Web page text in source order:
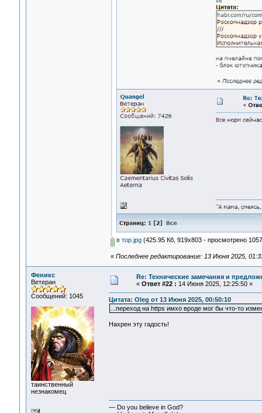
в тор.jpg(425.95 Кб, 919x803 - просмотрено
« Последнее редактирование: 13 Июня 2025,
Феникс
Ветеран
Сообщений: 1045
таинственный
незнакомец
Re: Технические замечания и
« Ответ #22 : 14 Июня 2025, 12:25:50 »
Цитата: Oleg от 13 Июня 2025, 00:50:10
...переход на https имхо вроде мог бы что-то
Нахрен эту гадость!
— Do you believe in God?